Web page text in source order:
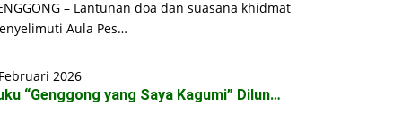
– Lantunan doa dan suasana khidmat
Aula Pes…
2026
“Genggong yang Saya Kagumi” Dilun…